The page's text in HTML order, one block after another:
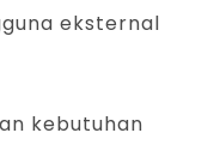
eksternal
kebutuhan